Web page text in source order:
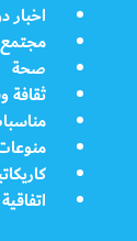
اخبار
صحة
ثقافة